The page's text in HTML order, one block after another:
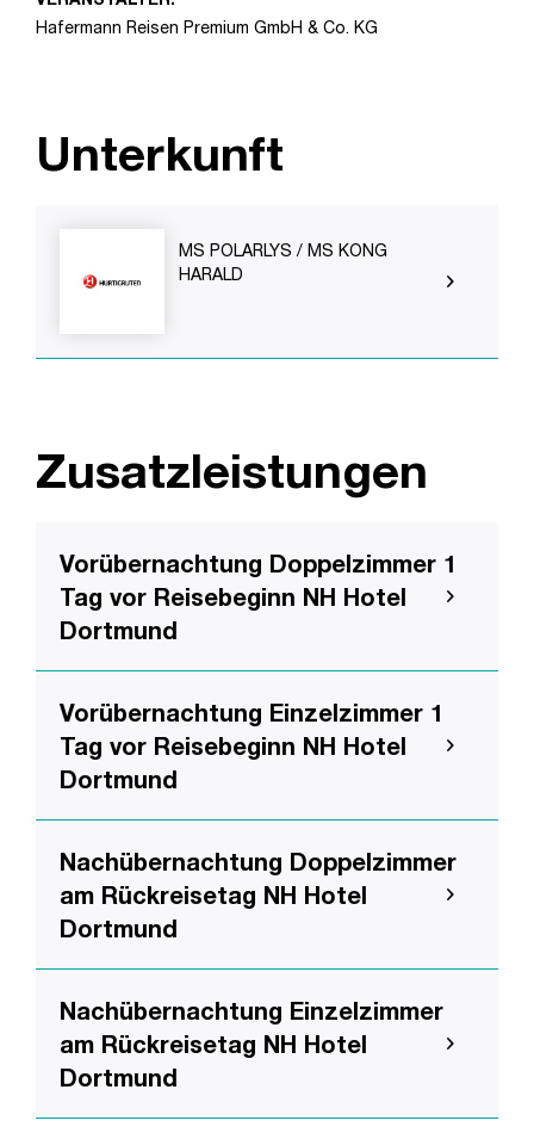
Hafermann Reisen Premium GmbH & Co. KG
Unterkunft
MS POLARLYS / MS KONG
HARALD
Zusatzleistungen
Vorübernachtung Doppelzimmer 1
Tag vor Reisebeginn NH Hotel
Dortmund
Vorübernachtung Einzelzimmer 1
Tag vor Reisebeginn NH Hotel
Dortmund
Nachübernachtung Doppelzimmer
am Rückreisetag NH Hotel
Dortmund
Nachübernachtung Einzelzimmer
am Rückreisetag NH Hotel
Dortmund